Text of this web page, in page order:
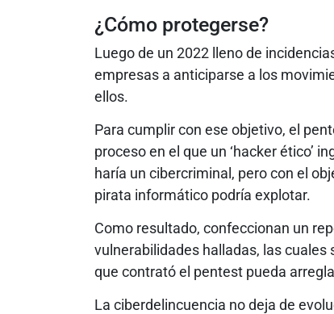
¿Cómo protegerse?
Luego de un 2022 lleno de
empresas a anticiparse a los
ellos.
Para cumplir con ese objetivo, el
proceso en el que un ‘hacker ético’
haría un cibercriminal, pero con el
pirata informático podría explotar.
Como resultado, confeccionan un
vulnerabilidades halladas, las
que contrató el pentest pueda
La ciberdelincuencia no deja de